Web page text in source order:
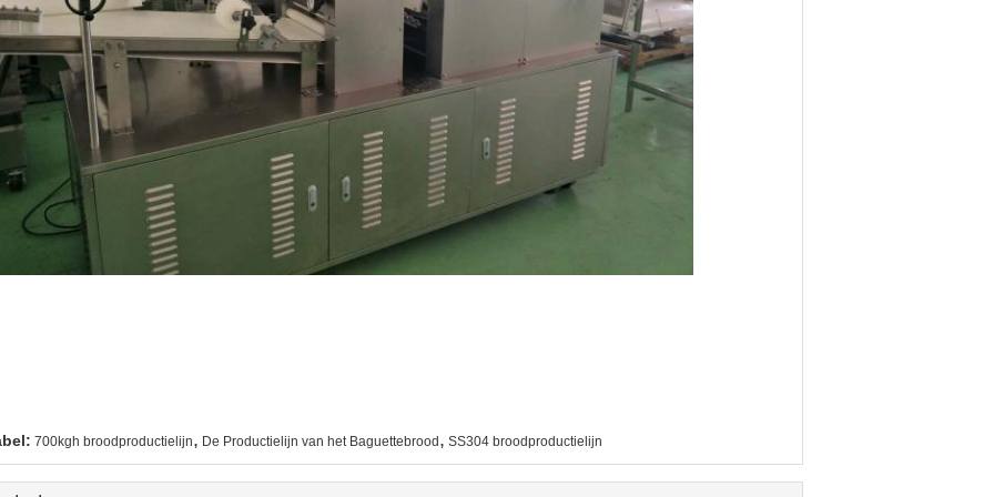
700kgh broodproductielijn, De Productielijn van het Baguettebrood , SS304 broodproductielijn